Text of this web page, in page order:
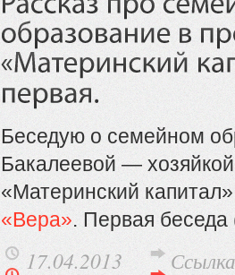
Беседую о семейном
Бакалеевой —
«Материнский
«Вера». Первая беседа
17.04.2013 Ссылка